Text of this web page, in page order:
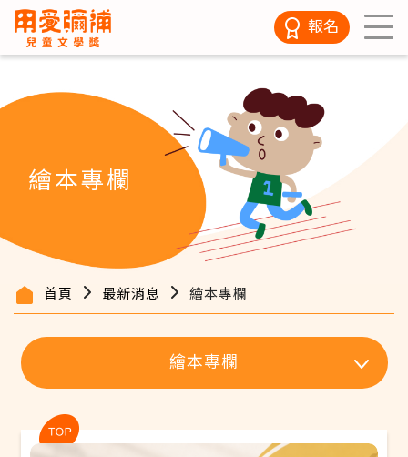
報名
繪本專欄
首頁 最新消息 繪本專欄
繪
繪本專欄